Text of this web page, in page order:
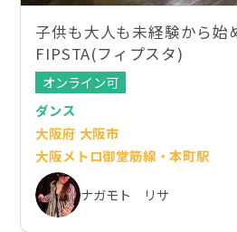
子供も大人も未経験から始
FIPSTA(フィプスタ)
オンライン可
ダンス
大阪府 大阪市
大阪メトロ御堂筋線・本町駅
ナガモト リサ